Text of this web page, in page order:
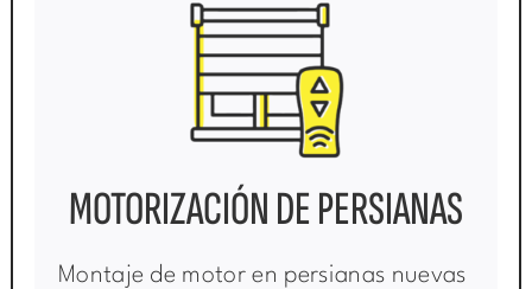
MOTORIZACIÓN DE PERSIANAS
Montaje de motor en persianas nuevas